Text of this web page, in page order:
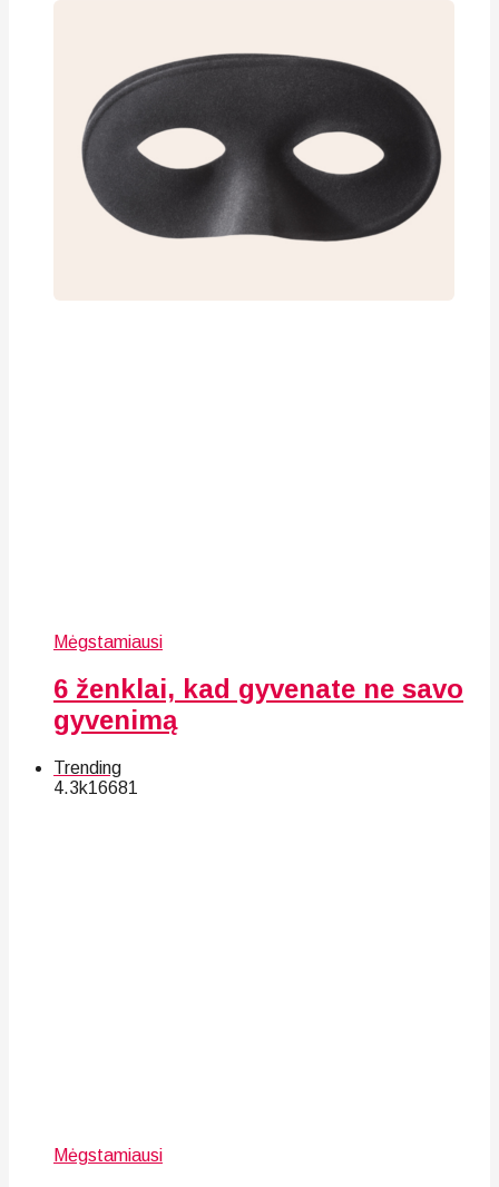
Mėgstamiausi
6 ženklai, kad gyvenate ne savo
gyvenimą
Trending
4.3k16681
Mėgstamiausi